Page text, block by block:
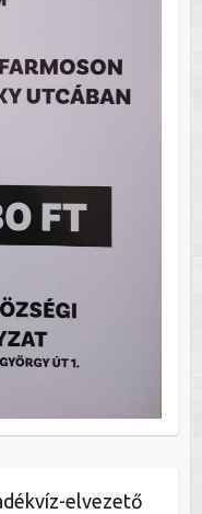
elvezető